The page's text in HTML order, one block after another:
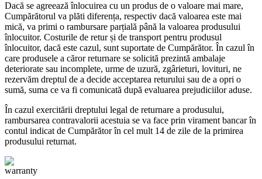
Dacă se agreează înlocuirea cu un produs de o valoare mai mare,
Cumpărătorul va plăti diferența, respectiv dacă valoarea este mai
mică, va primi o rambursare parțială până la valoarea produsului
înlocuitor. Costurile de retur și de transport pentru produsul
înlocuitor, dacă este cazul, sunt suportate de Cumpărător. În cazul în
care produsele a căror returnare se solicită prezintă ambalaje
deteriorate sau incomplete, urme de uzură, zgârieturi, lovituri, ne
rezervăm dreptul de a decide acceptarea returului sau de a opri o
sumă, suma ce va fi comunicată după evaluarea prejudiciilor aduse.
În cazul exercitării dreptului legal de returnare a produsului,
rambursarea contravalorii acestuia se va face prin virament bancar în
contul indicat de Cumpărător în cel mult 14 de zile de la primirea
produsului returnat.